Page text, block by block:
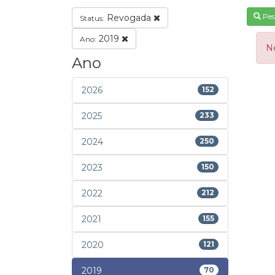
Status: Revogada
Ano: 2019
Ano
2026 152
2025 233
2024 250
2023 150
2022 212
2021 155
2020 121
2019 70